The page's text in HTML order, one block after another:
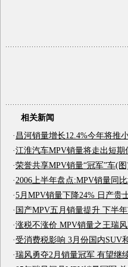
相关新闻
·昌河销量增长12.4%今年将推
·江淮汽车MPV销量将走出短期
·荣誉共享MPV销量“冠军”车(图
·2006上半年盘点:MPV销量同
·5月MPV销量下降24% 日产贵
·国产MPV五月销量提升 下半
·涨税不涨价 MPV销量之王瑞
·受消费税影响 3月份国内SUV
·瑞风勇夺2月销量冠军 有望继